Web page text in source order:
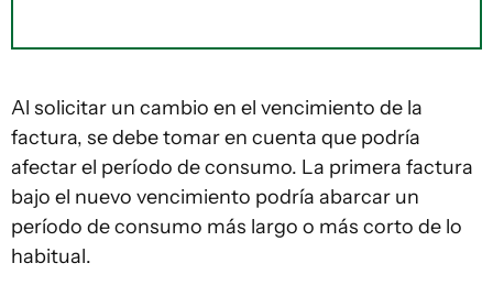
Al solicitar un cambio en el vencimiento de la
factura, se debe tomar en cuenta que podría
afectar el período de consumo. La primera factura
bajo el nuevo vencimiento podría abarcar un
período de consumo más largo o más corto de lo
habitual.